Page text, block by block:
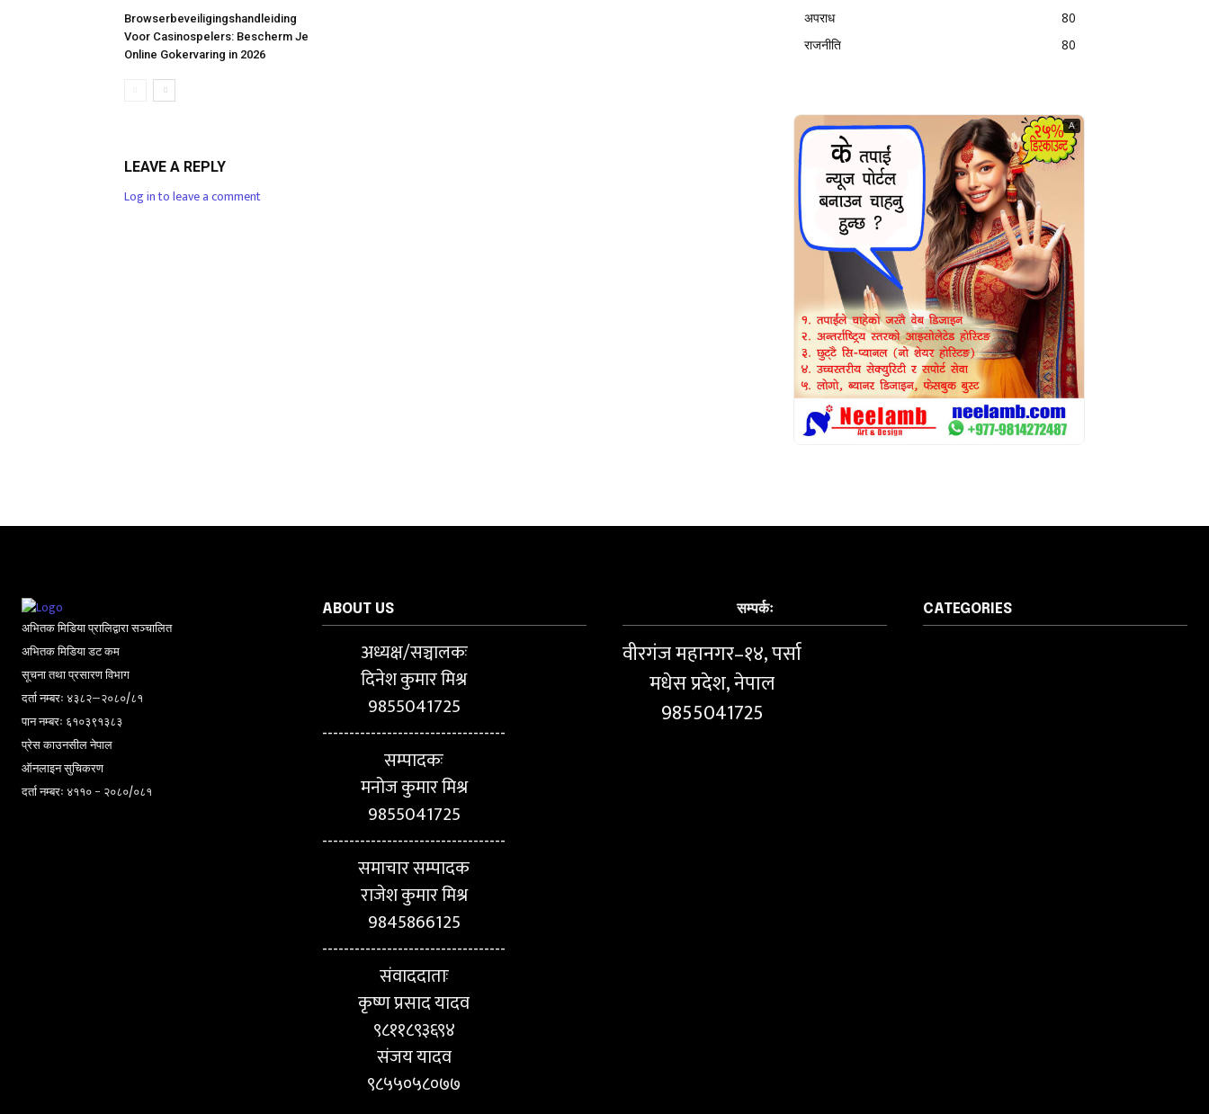
Browserbeveiligingshandleiding
Voor Casinospelers: Bescherm Je
Online Gokervaring in 2026
LEAVE A REPLY
Log in to leave a comment
अपराध
80
राजनीति
80
A
अभितक मिडिया प्रालिद्वारा सञ्चालित
अभितक मिडिया डट कम
सूचना तथा प्रसारण विभाग
दर्ता नम्बरः ४३८२–२०८०/८१
पान नम्बरः ६१०३९१३८३
प्रेस काउनसील नेपाल
ऑनलाइन सुचिकरण
दर्ता नम्बरः ४११० - २०८०/०८१
ABOUT US
अध्यक्ष/सञ्चालकः
दिनेश कुमार मिश्र
9855041725
----------------------------------
सम्पादकः
मनोज कुमार मिश्र
9855041725
----------------------------------
समाचार सम्पादक
राजेश कुमार मिश्र
9845866125
----------------------------------
संवाददाताः
कृष्ण प्रसाद यादव
९८११८९३६९४
संजय यादव
९८५५०५८०७७
सम्पर्कः
वीरगंज महानगर–१४, पर्सा
मधेस प्रदेश, नेपाल
9855041725
CATEGORIES